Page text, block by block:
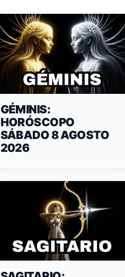
GÉMINIS:
HORÓSCOPO
SÁBADO 8 AGOSTO
2026